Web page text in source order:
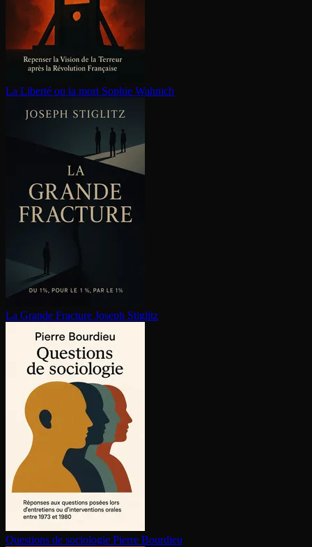
La Liberté ou la mort Sophie Wahnich
La Grande Fracture Joseph Stiglitz
Questions de sociologie Pierre Bourdieu